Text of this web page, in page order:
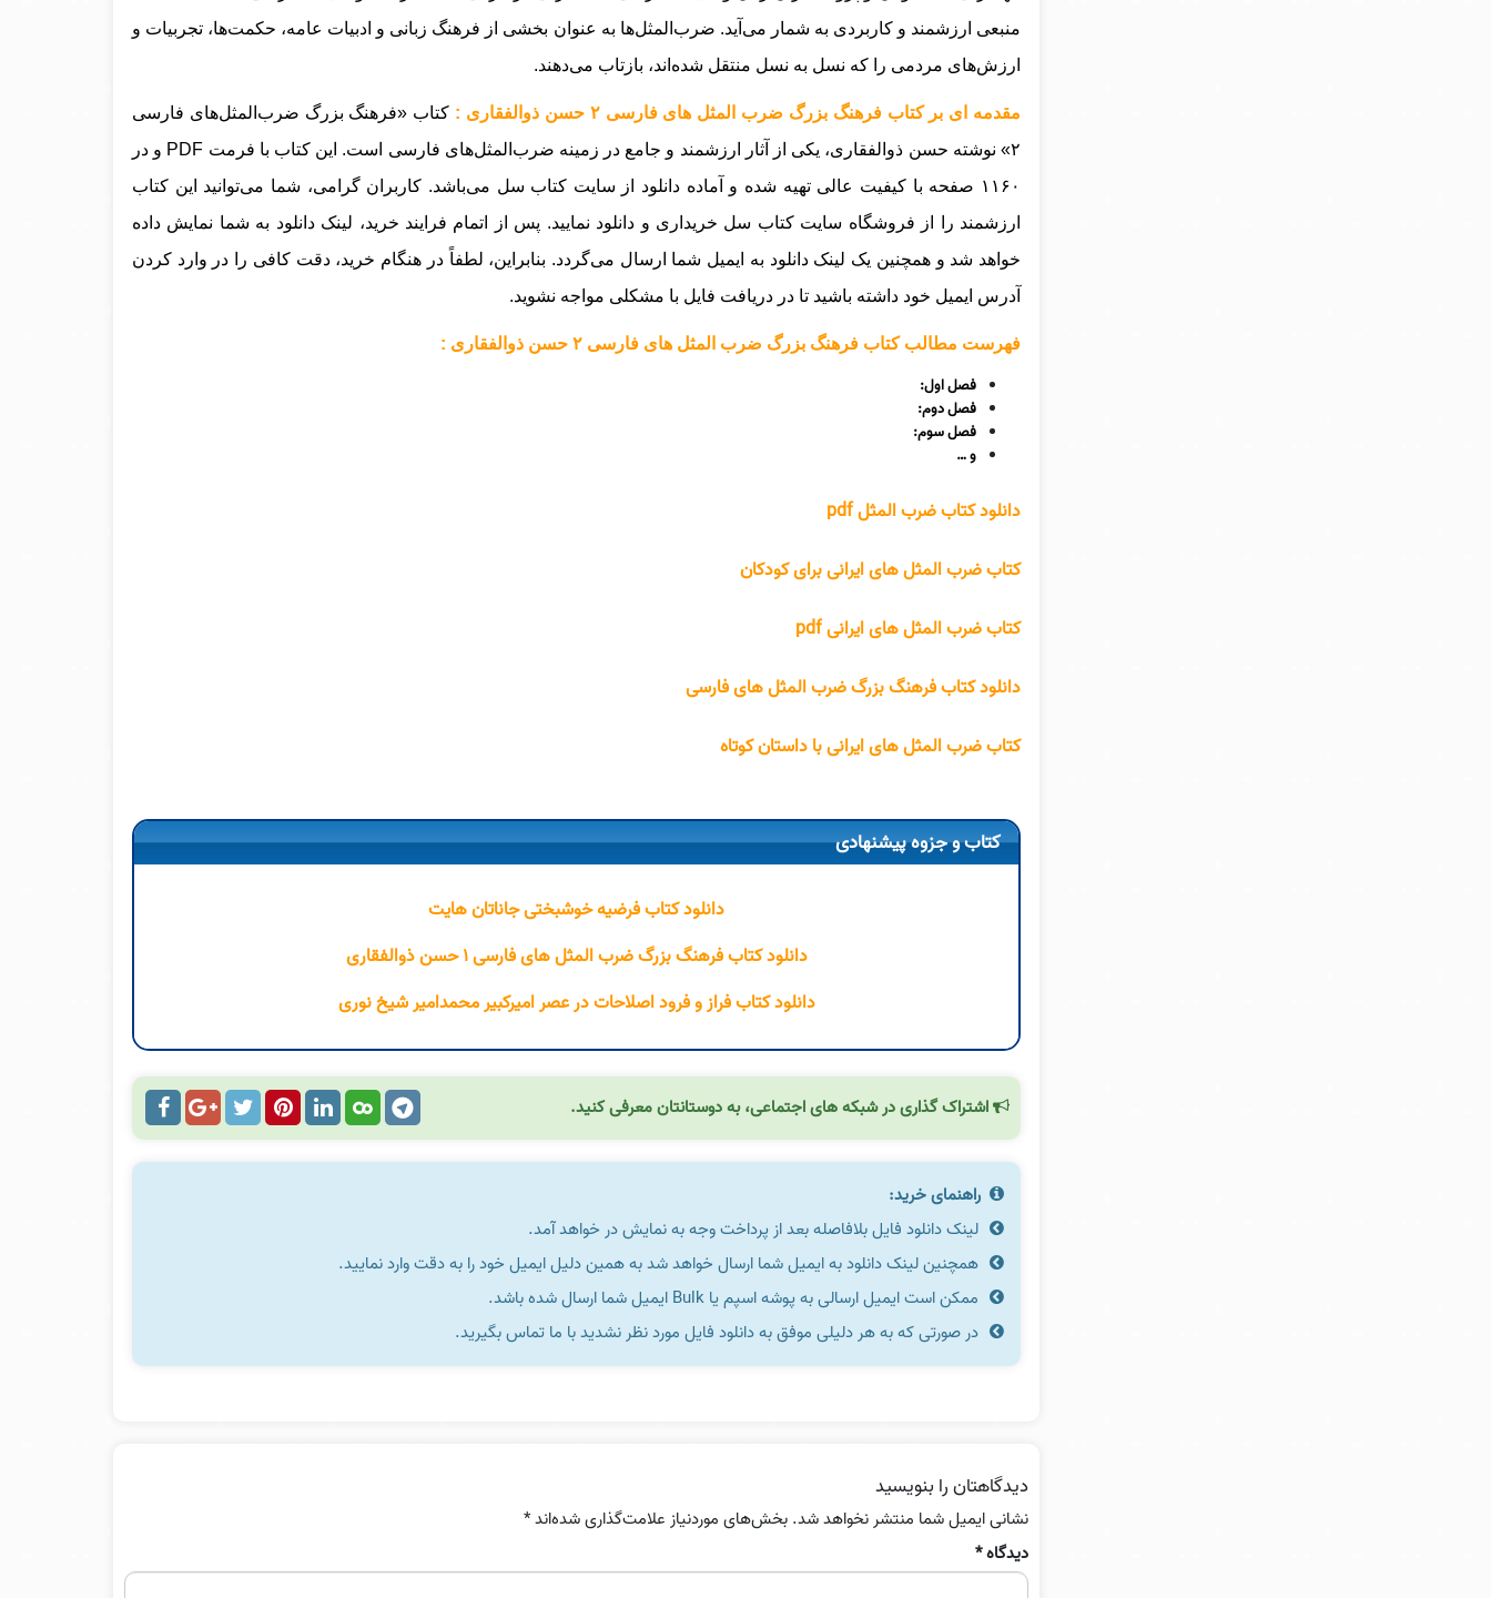
منبعی ارزشمند و کاربردی به شمار می‌آید. ضرب‌المثل‌ها به عنوان بخشی از فرهنگ زبانی و ادبیات عامه، حکمت‌ها، تجربیات و
ارزش‌های مردمی را که نسل به نسل منتقل شده‌اند، بازتاب می‌دهند.
مقدمه ای بر کتاب فرهنگ بزرگ ضرب المثل ‌های فارسی ۲ حسن ذوالفقاری :
کتاب «فرهنگ بزرگ ضرب‌المثل‌های فارسی
۲» نوشته حسن ذوالفقاری، یکی از آثار ارزشمند و جامع در زمینه ضرب‌المثل‌های فارسی است. این کتاب با فرمت PDF و در
۱۱۶۰ صفحه با کیفیت عالی تهیه شده و آماده دانلود از سایت کتاب سل می‌باشد. کاربران گرامی، شما می‌توانید این کتاب
ارزشمند را از فروشگاه سایت کتاب سل خریداری و دانلود نمایید. پس از اتمام فرایند خرید، لینک دانلود به شما نمایش داده
خواهد شد و همچنین یک لینک دانلود به ایمیل شما ارسال می‌گردد. بنابراین، لطفاً در هنگام خرید، دقت کافی را در وارد کردن
آدرس ایمیل خود داشته باشید تا در دریافت فایل با مشکلی مواجه نشوید.
فهرست مطالب کتاب فرهنگ بزرگ ضرب المثل ‌های فارسی ۲ حسن ذوالفقاری :
فصل اول:
فصل دوم:
فصل سوم:
و …
دانلود کتاب ضرب المثل pdf
کتاب ضرب المثل های ایرانی برای کودکان
کتاب ضرب المثل های ایرانی pdf
دانلود کتاب فرهنگ بزرگ ضرب المثل های فارسی
کتاب ضرب المثل های ایرانی با داستان کوتاه
کتاب و جزوه پیشنهادی
دانلود کتاب فرضیه خوشبختی جاناتان هایت
دانلود کتاب فرهنگ بزرگ ضرب المثل ‌های فارسی ۱ حسن ذوالفقاری
دانلود کتاب فراز و فرود اصلاحات در عصر امیرکبیر محمدامیر شیخ نوری
اشتراک گذاری در شبکه های اجتماعی، به دوستانتان معرفی کنید.
راهنمای خرید:
لینک دانلود فایل بلافاصله بعد از پرداخت وجه به نمایش در خواهد آمد.
همچنین لینک دانلود به ایمیل شما ارسال خواهد شد به همین دلیل ایمیل خود را به دقت وارد نمایید.
ممکن است ایمیل ارسالی به پوشه اسپم یا Bulk ایمیل شما ارسال شده باشد.
در صورتی که به هر دلیلی موفق به دانلود فایل مورد نظر نشدید با ما تماس بگیرید.
دیدگاهتان را بنویسید
نشانی ایمیل شما منتشر نخواهد شد. بخش‌های موردنیاز علامت‌گذاری شده‌اند*
دیدگاه*